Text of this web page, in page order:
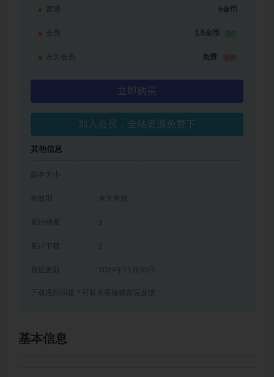
普通 6金币
会员 1.8金币 3折
永久会员 免费
立即购买
加入会员，全站资源免费下
其他信息
剧本大小
有效期 永久有效
累计销量 1
累计下载 2
2024年11月30日
下载遇到问题？可联系客服或留言反馈
基本信息